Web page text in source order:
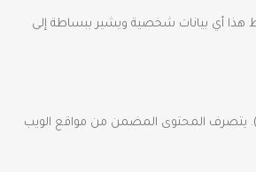
أي بيانات شخصية ويشير ببساطة إلى
يتصرف المحتوى المضمن من مواقع الويب